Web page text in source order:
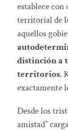
establece
territorial de
aquellos
distinción a
territorios.
exactamente
Desde los
amistad”